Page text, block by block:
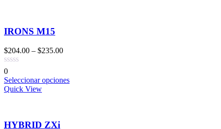
IRONS M15
$204.00 – $235.00
0
Seleccionar opciones
Quick View
HYBRID ZXi